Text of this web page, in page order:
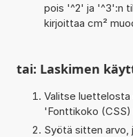
pois '^2' ja '^3':n
kirjoittaa cm²
tai: Laskimen
Valitse luettelosta
'Fonttikoko (CSS)
Syötä sitten arvo,